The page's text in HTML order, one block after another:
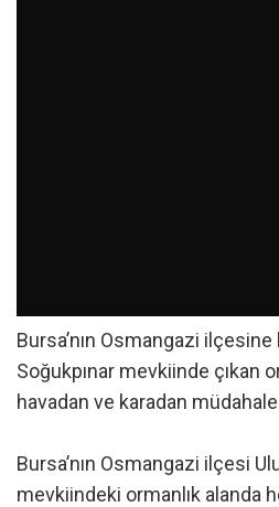
Bursa’nın Osmangazi ilçesine
Soğukpınar mevkiinde çıkan
havadan ve karadan
Bursa’nın Osmangazi ilçesi
mevkiindeki ormanlık alanda